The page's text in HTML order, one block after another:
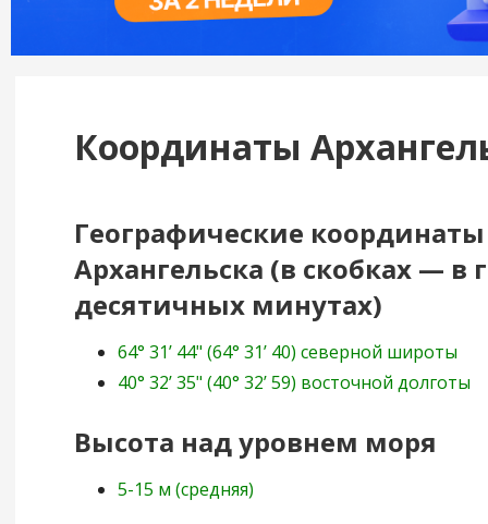
Координаты
Географические координаты
Архангельска (в скобках — в
десятичных минутах)
64° 31’ 44" (64° 31’ 40) северной широты
40° 32’ 35" (40° 32’ 59) восточной долготы
Высота над уровнем моря
5-15 м (средняя)